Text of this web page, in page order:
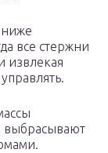
ниже
все стержни
извлекая
выбрасывают